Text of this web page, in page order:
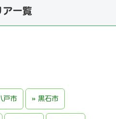
ア一覧
戸市 黒石市